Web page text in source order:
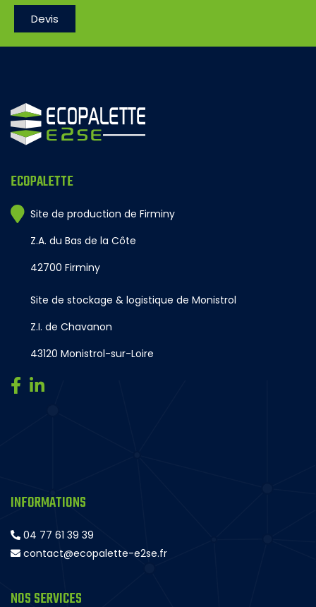
Devis
ECOPALETTE
Site de production de Firminy
Z.A. du Bas de la Côte
42700 Firminy
Site de stockage & logistique de Monistrol
Z.I. de Chavanon
43120 Monistrol-sur-Loire
INFORMATIONS
04 77 61 39 39
contact@ecopalette-e2se.fr
NOS SERVICES